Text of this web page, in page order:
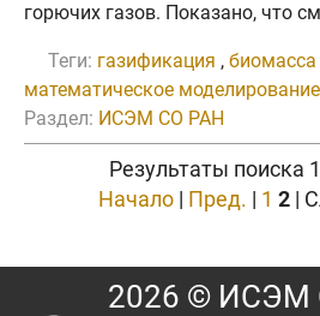
горючих газов. Показано, что
Теги: газификация , биомасса
математическое моделирование
Раздел: ИСЭМ СО РАН
Результаты поиска
Начало| Пред. | 1 2|
2026 © ИСЭМ